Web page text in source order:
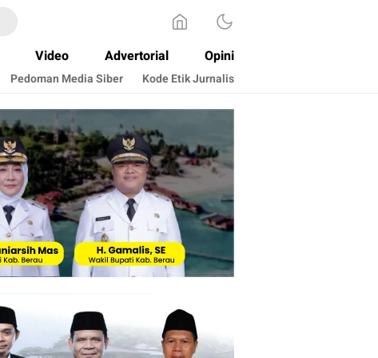
Video Advertorial Opini
Pedoman Media Siber Kode Etik Jurnalis